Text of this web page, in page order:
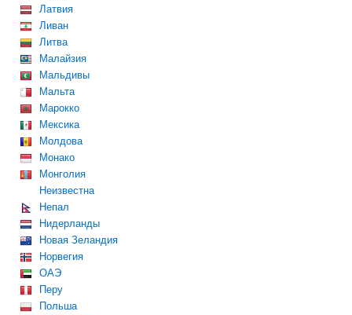
Латвия
Ливан
Литва
Малайзия
Мальдивы
Мальта
Марокко
Мексика
Молдова
Монако
Монголия
Неизвестна
Непал
Нидерланды
Новая Зеландия
Норвегия
ОАЭ
Перу
Польша